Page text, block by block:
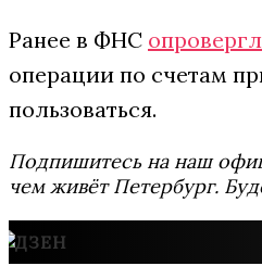
Ранее в ФНС
операции по счетам
пользоваться.
Подпишитесь на наш
чем живёт Петербург.